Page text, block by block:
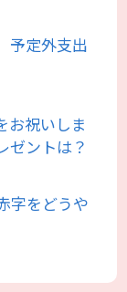
予定外支出
お祝いしま
ゼントは？
字をどうや